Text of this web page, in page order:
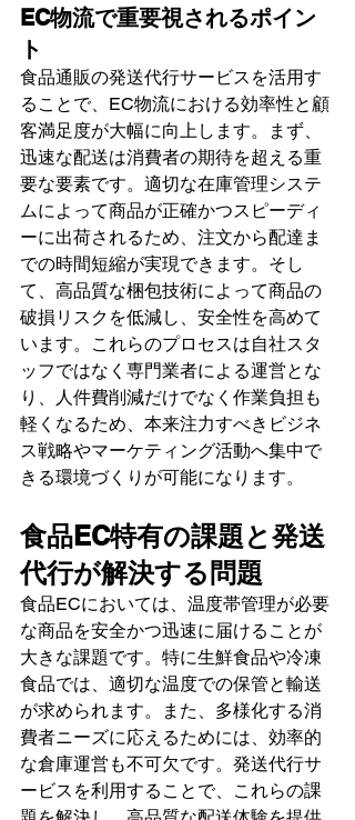
EC物流で重要視されるポイン
ト
食品通販の発送代行サービスを活用す
ることで、EC物流における効率性と顧
客満足度が大幅に向上します。まず、
迅速な配送は消費者の期待を超える重
要な要素です。適切な在庫管理システ
ムによって商品が正確かつスピーディ
ーに出荷されるため、注文から配達ま
での時間短縮が実現できます。そし
て、高品質な梱包技術によって商品の
破損リスクを低減し、安全性を高めて
います。これらのプロセスは自社スタ
ッフではなく専門業者による運営とな
り、人件費削減だけでなく作業負担も
軽くなるため、本来注力すべきビジネ
ス戦略やマーケティング活動へ集中で
きる環境づくりが可能になります。
食品EC特有の課題と発送
代行が解決する問題
食品ECにおいては、温度帯管理が必要
な商品を安全かつ迅速に届けることが
大きな課題です。特に生鮮食品や冷凍
食品では、適切な温度での保管と輸送
が求められます。また、多様化する消
費者ニーズに応えるためには、効率的
な倉庫運営も不可欠です。発送代行サ
ービスを利用することで、これらの課